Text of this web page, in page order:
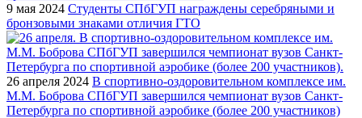
9 мая 2024 Студенты СПбГУП награждены серебряными и
бронзовыми знаками отличия ГТО
26 апреля 2024 В спортивно-оздоровительном комплексе им.
М.М. Боброва СПбГУП завершился чемпионат вузов Санкт-
Петербурга по спортивной аэробике (более 200 участников)